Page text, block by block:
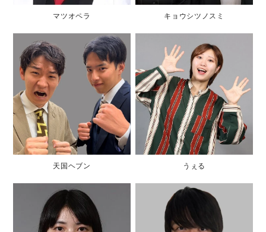
マツオペラ キョウシツノスミ
天国ヘブン うぇる